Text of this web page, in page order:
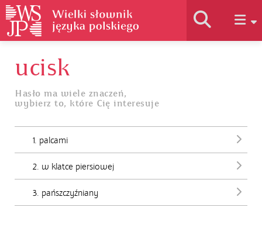
Jak korzystać
ucisk
Hasło ma wiele znaczeń,
wybierz to, które Cię interesuje
1. palcami
2. w klatce piersiowej
3. pańszczyźniany